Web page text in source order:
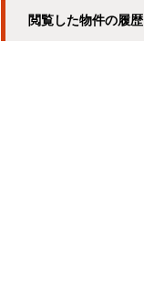
閲覧した物件の履歴